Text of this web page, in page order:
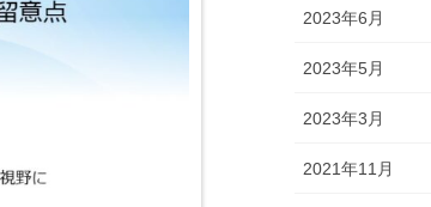
2023年6月
2023年5月
2023年3月
2021年11月